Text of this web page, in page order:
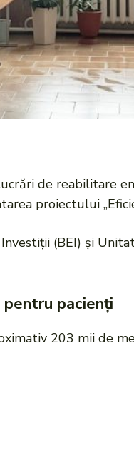
de reabilitare
proiectului
(BEI) și
pacienți
203 mii de